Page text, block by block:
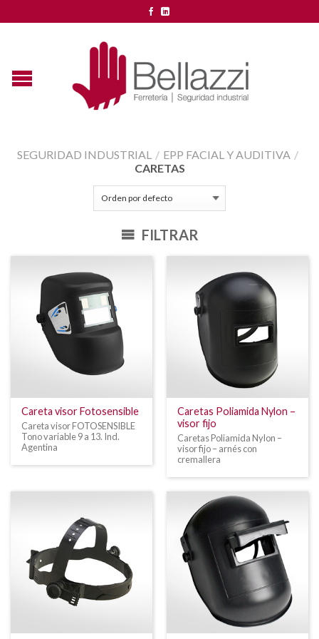
SEGURIDAD INDUSTRIAL / EPP FACIAL Y AUDITIVA /
CARETAS
FILTRAR
Careta visor Fotosensible
Careta visor FOTOSENSIBLE
Tono variable 9 a 13. Ind.
Agentina
Caretas Poliamida Nylon –
visor fijo
Caretas Poliamida Nylon –
visor fijo – arnés con
cremallera